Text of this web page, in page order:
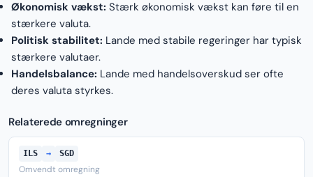
Økonomisk vækst: Stærk økonomisk vækst kan føre til en
stærkere valuta.
Politisk stabilitet: Lande med stabile regeringer har typisk
stærkere valutaer.
Handelsbalance: Lande med handelsoverskud ser ofte
deres valuta styrkes.
Relaterede omregninger
ILS → SGD
Omvendt omregning